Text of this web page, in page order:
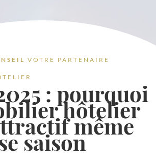
VOTRE PARTENAIRE
: pourquoi
hôtelier
même
saison